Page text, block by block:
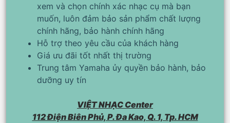
xem và chọn chính xác nhạc cụ mà bạn
muốn, luôn đảm bảo sản phẩm chất lượng
chính hãng, bảo hành chính hãng
Hỗ trợ theo yêu cầu của khách hàng
Giá ưu đãi tốt nhất thị trường
Trung tâm Yamaha ủy quyền bảo hành, bảo
dưỡng uy tín
VIỆT NHẠC Center
112 Điện Biên Phủ, P. Đa Kao, Q. 1, Tp. HCM